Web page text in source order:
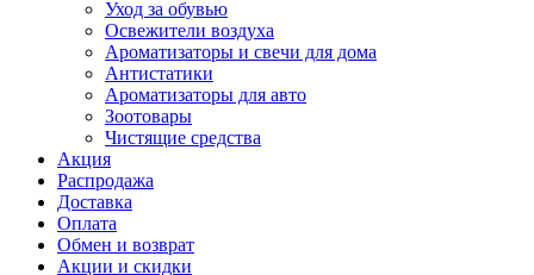
Уход за обувью
Освежители воздуха
Ароматизаторы и свечи для дома
Антистатики
Ароматизаторы для авто
Зоотовары
Чистящие средства
Акция
Распродажа
Доставка
Оплата
Обмен и возврат
Акции и скидки